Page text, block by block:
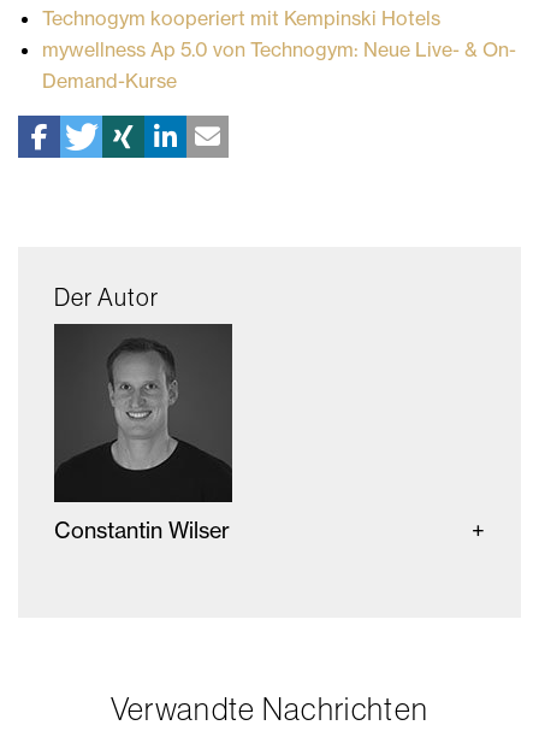
Technogym kooperiert mit Kempinski Hotels
mywellness Ap 5.0 von Technogym: Neue Live- & On-
Demand-Kurse
Der Autor
Constantin Wilser
Verwandte Nachrichten